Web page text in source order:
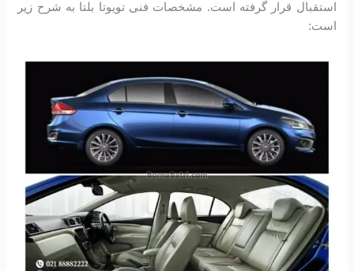
استقبال قرار گرفته است. مشخصات فنی تویوتا بلتا به شرح زیر
است: